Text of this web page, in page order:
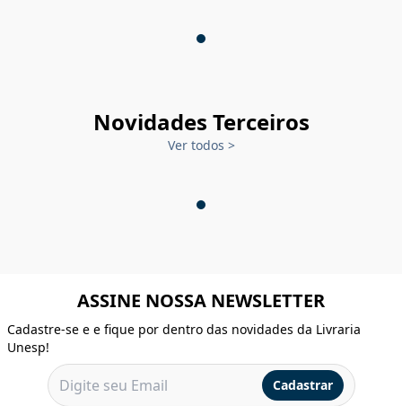
Novidades Terceiros
Ver todos >
ASSINE NOSSA NEWSLETTER
Cadastre-se e e fique por dentro das novidades da Livraria
Unesp!
Cadastrar